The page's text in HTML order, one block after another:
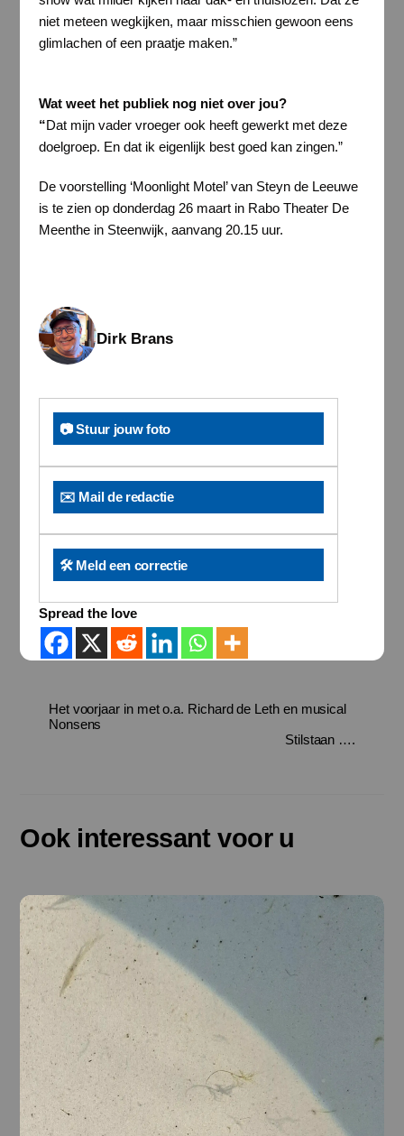
niet meteen wegkijken, maar misschien gewoon eens
glimlachen of een praatje maken.”
Wat weet het publiek nog niet over jou?
“Dat mijn vader vroeger ook heeft gewerkt met deze
doelgroep. En dat ik eigenlijk best goed kan zingen.”
De voorstelling ‘Moonlight Motel’ van Steyn de Leeuwe
is te zien op donderdag 26 maart in Rabo Theater De
Meenthe in Steenwijk, aanvang 20.15 uur.
Dirk Brans
📷 Stuur jouw foto
✉️ Mail de redactie
🛠️ Meld een correctie
Spread the love
Het voorjaar in met o.a. Richard de Leth en musical
Nonsens
Stilstaan ….
Ook interessant voor u